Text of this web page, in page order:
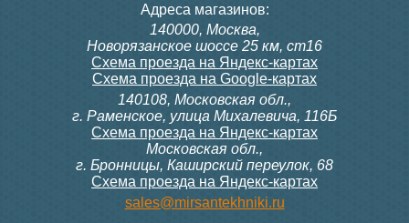
Конвектор ITT.080.200.1000
с решеткой GRILL.SGW-20-
Конвектор ITT.080.200.900 с
решеткой GRILL.SGA-20-
100T, 230В (накладной,
расписание, упр.с пульта)
28 000
300, 230В (врезной - квадр.
коробка)
9 700
Адреса магазинов:
140000, Москва,
Новорязанское шоссе 25 км, ст16
Схема проезда на Яндекс-картах
Схема проезда на Google-картах
140108, Московская обл.,
г. Раменское, улица Михалевича, 116Б
Схема проезда на Яндекс-картах
Московская обл.,
г. Бронницы, Каширский переулок, 68
Схема проезда на Яндекс-картах
sales@mirsantekhniki.ru